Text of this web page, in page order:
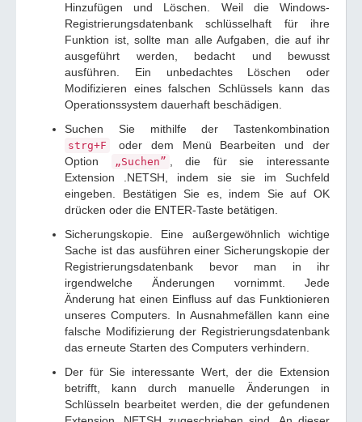
Hinzufügen und Löschen. Weil die Windows-
Registrierungsdatenbank schlüsselhaft für ihre
Funktion ist, sollte man alle Aufgaben, die auf ihr
ausgeführt werden, bedacht und bewusst
ausführen. Ein unbedachtes Löschen oder
Modifizieren eines falschen Schlüssels kann das
Operationssystem dauerhaft beschädigen.
Suchen Sie mithilfe der Tastenkombination
strg+F
oder dem Menü Bearbeiten und der
Option
„Suchen”
, die für sie interessante
Extension .NETSH, indem sie sie im Suchfeld
eingeben. Bestätigen Sie es, indem Sie auf OK
drücken oder die ENTER-Taste betätigen.
Sicherungskopie. Eine außergewöhnlich wichtige
Sache ist das ausführen einer Sicherungskopie der
Registrierungsdatenbank bevor man in ihr
irgendwelche Änderungen vornimmt. Jede
Änderung hat einen Einfluss auf das Funktionieren
unseres Computers. In Ausnahmefällen kann eine
falsche Modifizierung der Registrierungsdatenbank
das erneute Starten des Computers verhindern.
Der für Sie interessante Wert, der die Extension
betrifft, kann durch manuelle Änderungen in
Schlüsseln bearbeitet werden, die der gefundenen